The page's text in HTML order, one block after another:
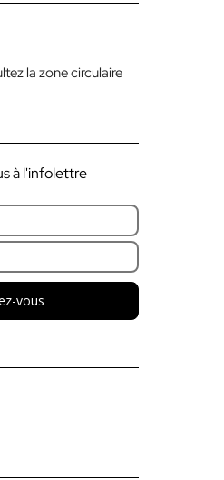
la zone circulaire
à l'infolettre
vous